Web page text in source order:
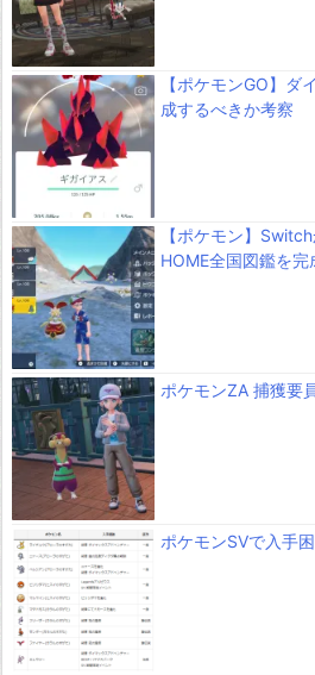
【ポケモンGO】ダ
成するべきか考察
【ポケモン】
HOME全国図鑑を完
ポケモンZA 捕獲要
ポケモンSVで入手